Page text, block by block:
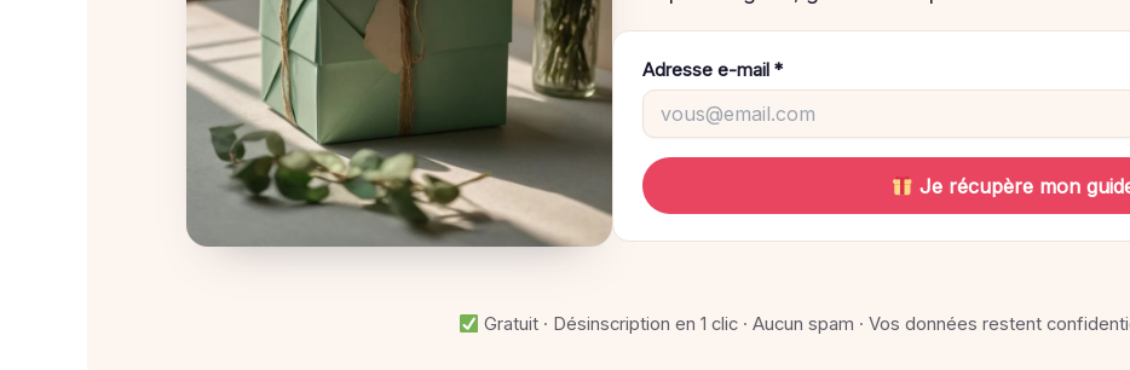
Adresse e-mail *
Je récupère mon
Gratuit · Désinscription en 1 clic · Aucun spam · Vos données restent